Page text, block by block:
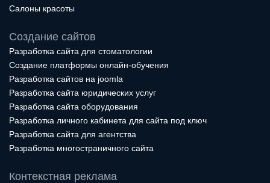
Салоны красоты
Создание сайтов
Разработка сайта для стоматологии
Создание платформы онлайн-обучения
Разработка сайтов на joomla
Разработка сайта юридических услуг
Разработка сайта оборудования
Разработка личного кабинета для сайта под ключ
Разработка сайта для агентства
Разработка многостраничного сайта
Контекстная реклама